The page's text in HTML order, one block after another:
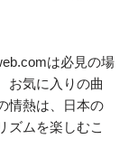
は必見の場
お気に入りの曲
情熱は、日本の
ズムを楽しむこ